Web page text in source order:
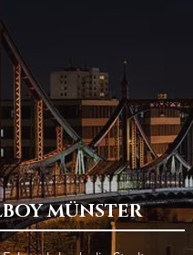
MÜNSTER